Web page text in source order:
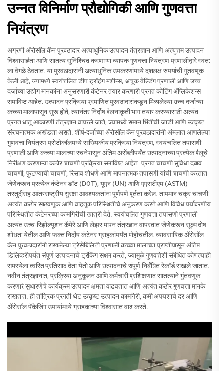
उन्नत विनिर्माण प्रौद्योगिकी आणि गुणवत्ता
नियंत्रण
अग्रणी अ‍ॅरोसॉल कॅन पुरवठादार अत्याधुनिक उत्पादन तंत्रज्ञान आणि अत्युत्तम उत्पादन
विश्वासार्हता आणि सातत्य सुनिश्चित करणाऱ्या व्यापक गुणवत्ता नियंत्रण प्रणालींद्वारे स्वत:
ला वेगळे ठेवतात. या पुरवठादारांनी अत्याधुनिक उपकरणांमध्ये दशलक्ष रुपयांची गुंतवणूक
केली आहे, ज्यामध्ये स्वयंचलित डीप ड्रॉइंग मशीन्स, अचूक वेल्डिंग प्रणाली आणि उच्च
दर्जाच्या उद्योग मानकांना अनुसरणारी कंटेनर तयार करणारी प्रगत कोटिंग अ‍ॅप्लिकेशन्स
समाविष्ट आहेत. उत्पादन प्रक्रिया प्रमाणित पुरवठादारांकडून मिळालेल्या उच्च दर्जाच्या
कच्च्या मालापासून सुरू होते, त्यानंतर निर्दोष बेलनाकृती भाग तयार करण्यासाठी अत्यंत
प्रगत धातू आकारणी तंत्रज्ञान वापरले जाते, ज्यामध्ये समान भिंतीची जाडी आणि उत्कृष्ट
संरचनात्मक अखंडता असते. शीर्ष-दर्जाच्या अ‍ॅरोसॉल कॅन पुरवठादारांनी अंमलात आणलेल्या
गुणवत्ता नियंत्रण प्रोटोकॉलमध्ये सांख्यिकीय प्रक्रिया नियंत्रण, स्वयंचलित तपासणी
प्रणाली आणि कच्च्या मालाच्या रचनेपासून अंतिम असेंब्लीपर्यंत उत्पादनाच्या प्रत्येक पैलूचे
निरीक्षण करणाऱ्या कठोर चाचणी प्रक्रिया समाविष्ट आहेत. प्रगत चाचणी सुविधा दबाव
चाचणी, फुटण्याची चाचणी, रिसाव शोधणे आणि मापनात्मक तपासणी यांची चाचणी करतात
जेणेकरून प्रत्येक कंटेनर डॉट (DOT), यूएन (UN) आणि एएसटीएम (ASTM)
तरतुदींसह आंतरराष्ट्रीय सुरक्षा आवश्यकतांना पूर्णपणे पूर्तता करेल. तापमान चक्र चाचणी
अत्यंत कठोर साठवणूक आणि वाहतूक परिस्थितीचे अनुकरण करते आणि विविध पर्यावरणीय
परिस्थितीत कंटेनरच्या कामगिरीची खात्री देते. स्वयंचलित गुणवत्ता तपासणी प्रणाली
अत्यंत उच्च-रिझोल्यूशन कॅमेरे आणि लेझर मापन तंत्रज्ञान वापरतात जेणेकरून सूक्ष्म दोष
शोधता येतील आणि फक्त निर्दोष कंटेनर ग्राहकांपर्यंत पोहोचतील. व्यावसायिक अ‍ॅरोसॉल
कॅन पुरवठादारांनी राखलेल्या ट्रेसेबिलिटी प्रणाली कच्च्या मालाच्या प्राप्तीपासून अंतिम
डिलिव्हरीपर्यंत संपूर्ण उत्पादनाचे ट्रॅकिंग सक्षम करते, ज्यामुळे गुणवत्तेशी संबंधित कोणत्याही
समस्येला त्वरित प्रतिसाद देता येतो आणि उत्पादनाचे संपूर्ण निर्बंधित रेकॉर्ड राखले जातात.
नवीन तंत्रज्ञानात, प्रक्रिया अनुकूलन आणि कर्मचारी प्रशिक्षणात सातत्याने गुंतवणूक
करणारे सुधारणेचे कार्यक्रम उत्पादन क्षमता वाढवतात आणि अत्यंत कठोर गुणवत्ता मानके
राखतात. ही तांत्रिक प्रगती थेट उत्कृष्ट उत्पादन कामगिरी, कमी अपयशाचे दर आणि
अ‍ॅरोसॉल पॅकेजिंग उपायांमध्ये ग्राहकांच्या विश्वासात वाढ करते.